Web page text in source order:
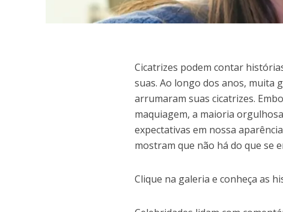
Cicatrizes podem contar
suas. Ao longo dos anos, muita
arrumaram suas cicatrizes.
maquiagem, a maioria
expectativas em nossa
mostram que não há do que se
Clique na galeria e conheça as